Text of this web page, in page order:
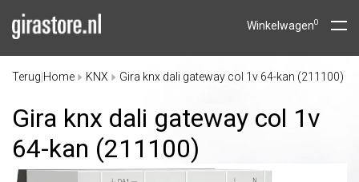
Winkelwagen0
Terug Home KNX Gira knx dali gateway col 1v 64-kan (211100)
Gira knx dali gateway col 1v
64-kan (211100)